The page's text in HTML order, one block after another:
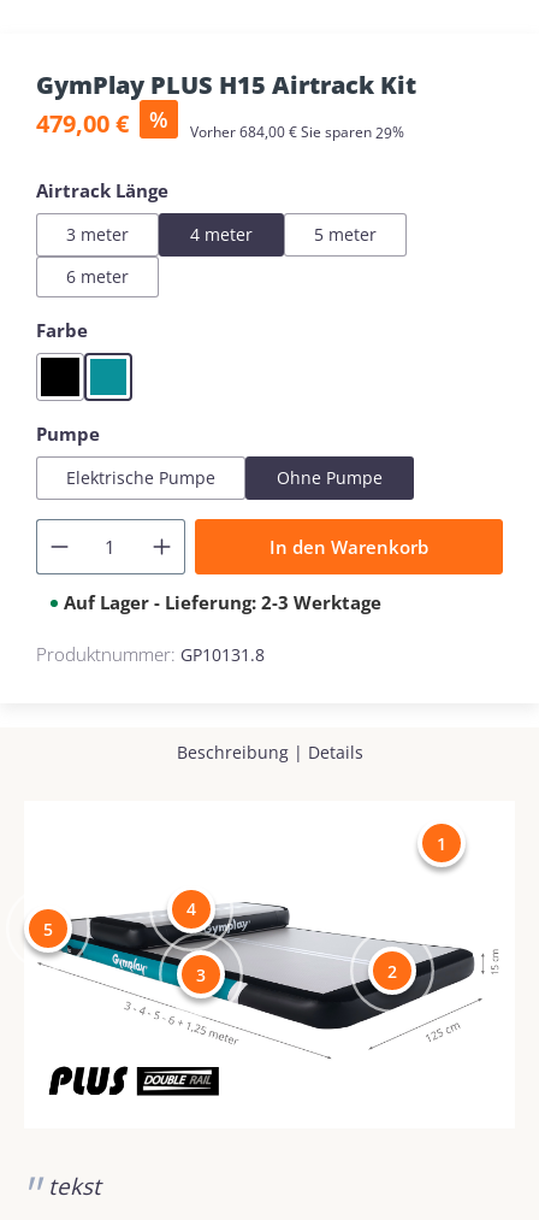
GymPlay PLUS H15 Airtrack Kit
Verkaufspreis:
479,00 € % VorherRegulärer Preis:
684,00 €Sie sparen29%
Airtrack Längeauswählen
3 meter 4 meter
5 meter
6 meter
Farbeauswählen
Black Mint
Pumpeauswählen
Elektrische Pumpe Ohne Pumpe
In den Warenkorb
Auf Lager - Lieferung: 2-3 Werktage
Produktnummer: GP10131.8
Beschreibung| Details
1
2
3
4
5
tekst